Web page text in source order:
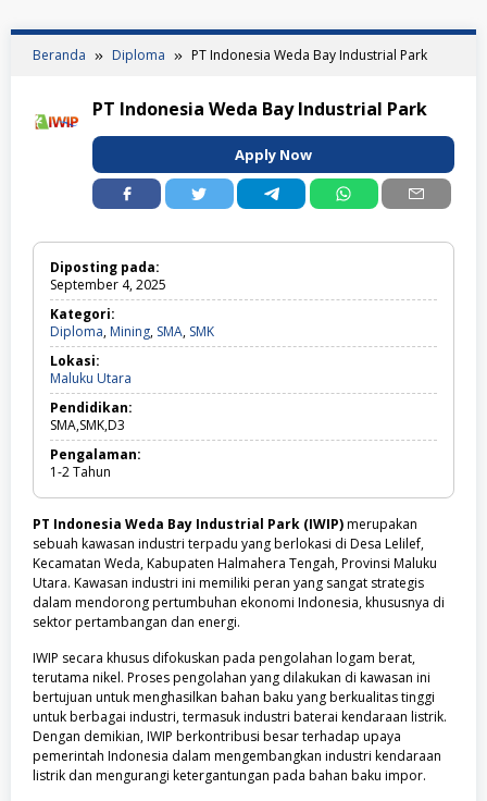
Beranda Diploma PT Indonesia Weda Bay Industrial Park
PT Indonesia Weda Bay Industrial Park
Apply Now
Diposting pada:
September 4, 2025
Kategori:
Diploma, Mining, SMA, SMKDiploma,
Mining,
Lokasi:
Maluku Utara
Utara
Pendidikan:
SMA,SMK,D3
Pengalaman:
1-2Tahun
PT Indonesia Weda Bay Industrial Park (IWIP)merupakan
sebuah kawasan industri terpadu yang berlokasi di Desa Lelilef,
Kecamatan Weda, Kabupaten Halmahera Tengah, Provinsi Maluku
Utara. Kawasan industri ini memiliki peran yang sangat strategis
dalam mendorong pertumbuhan ekonomi Indonesia, khususnya di
sektor pertambangan dan energi.
IWIP secara khusus difokuskan pada pengolahan logam berat,
terutama nikel. Proses pengolahan yang dilakukan di kawasan ini
bertujuan untuk menghasilkan bahan baku yang berkualitas tinggi
untuk berbagai industri, termasuk industri baterai kendaraan listrik.
Dengan demikian, IWIP berkontribusi besar terhadap upaya
pemerintah Indonesia dalam mengembangkan industri kendaraan
listrik dan mengurangi ketergantungan pada bahan baku impor.